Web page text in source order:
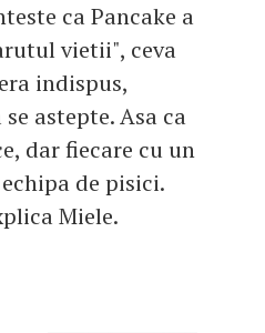
ca Pancake a
vietii", ceva
indispus,
astepte. Asa ca
dar fiecare cu un
de pisici.
Miele.